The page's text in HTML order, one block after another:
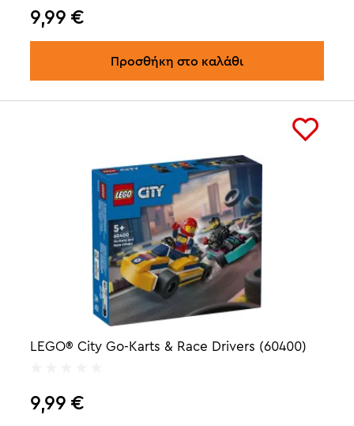
9,99 €
Προσθήκη στο καλάθι
LEGO® City Go-Karts & Race Drivers (60400)
9,99 €